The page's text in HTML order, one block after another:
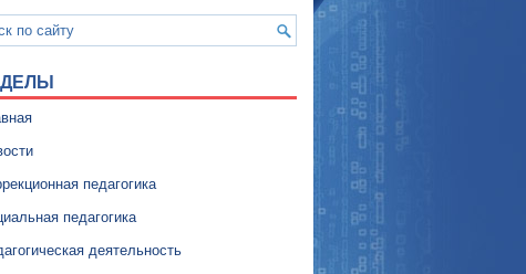
педагогика
педагогика
деятельность